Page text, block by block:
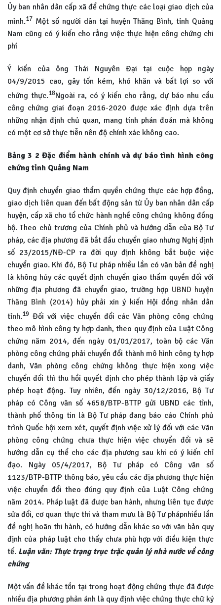
Ủy ban nhân dân cấp xã để chứng thực các loại giao dịch của
mình.17 Một số người dân tại huyện Thăng Bình, tỉnh Quảng
Nam cũng có ý kiến cho rằng việc thực hiện công chứng chi
phí
Ý kiến của ông Thái Nguyên Đại tại cuộc họp ngày
04/9/2015 cao, gây tốn kém, khó khăn và bất lợi so với
chứng thực.18Ngoài ra, có ý kiến cho rằng, dự báo nhu cầu
công chứng giai đoạn 2016-2020 được xác định dựa trên
những nhận định chủ quan, mang tính phán đoán mà không
có một cơ sở thực tiễn nên độ chính xác không cao.
Bảng 3 2 Đặc điểm hành chính và dự báo tình hình công
chứng tỉnh Quảng Nam
Quy định chuyển giao thẩm quyền chứng thực các hợp đồng,
giao dịch liên quan đến bất động sản từ Ủy ban nhân dân cấp
huyện, cấp xã cho tổ chức hành nghề công chứng không đồng
bộ. Theo chủ trương của Chính phủ và hướng dẫn của Bộ Tư
pháp, các địa phương đã bắt đầu chuyển giao nhưng Nghị định
số 23/2015/NĐ-CP ra đời quy định không bắt buộc việc
chuyển giao. Khi đó, Bộ Tư pháp nhiều lần có văn bản đề nghị
là không hủy các quyết định chuyển giao thẩm quyền đối với
những địa phương đã chuyển giao, trường hợp UBND huyện
Thăng Bình (2014) hủy phải xin ý kiến Hội đồng nhân dân
tỉnh.19 Đối với việc chuyển đổi các Văn phòng công chứng
theo mô hình công ty hợp danh, theo quy định của Luật Công
chứng năm 2014, đến ngày 01/01/2017, toàn bộ các Văn
phòng công chứng phải chuyển đổi thành mô hình công ty hợp
danh, Văn phòng công chứng không thực hiện xong việc
chuyển đổi thì thu hồi quyết định cho phép thành lập và giấy
phép hoạt động. Tuy nhiên, đến ngày 30/12/2016, Bộ Tư
pháp có Công văn số 4658/BTP-BTTP gửi UBND các tỉnh,
thành phố thông tin là Bộ Tư pháp đang báo cáo Chính phủ
trình Quốc hội xem xét, quyết định việc xử lý đối với các Văn
phòng công chứng chưa thực hiện việc chuyển đổi và sẽ
hướng dẫn cụ thể cho các địa phương sau khi có ý kiến chỉ
đạo. Ngày 05/4/2017, Bộ Tư pháp có Công văn số
1123/BTP-BTTP thông báo, yêu cầu các địa phương thực hiện
việc chuyển đổi theo đúng quy định của Luật Công chứng
năm 2014. Pháp luật đã được ban hành, nhưng liên tục được
sửa đổi, cơ quan thực thi và tham mưu là Bộ Tư phápnhiều lần
đề nghị hoãn thi hành, có hướng dẫn khác so với văn bản quy
định của pháp luật cho thấy chưa phù hợp với điều kiện thực
tế. Luận văn: Thực trạng trục trặc quản lý nhà nước về công
chứng
Một vấn đề khác tồn tại trong hoạt động chứng thực đã được
nhiều địa phương phản ánh là quy định việc chứng thực chữ ký